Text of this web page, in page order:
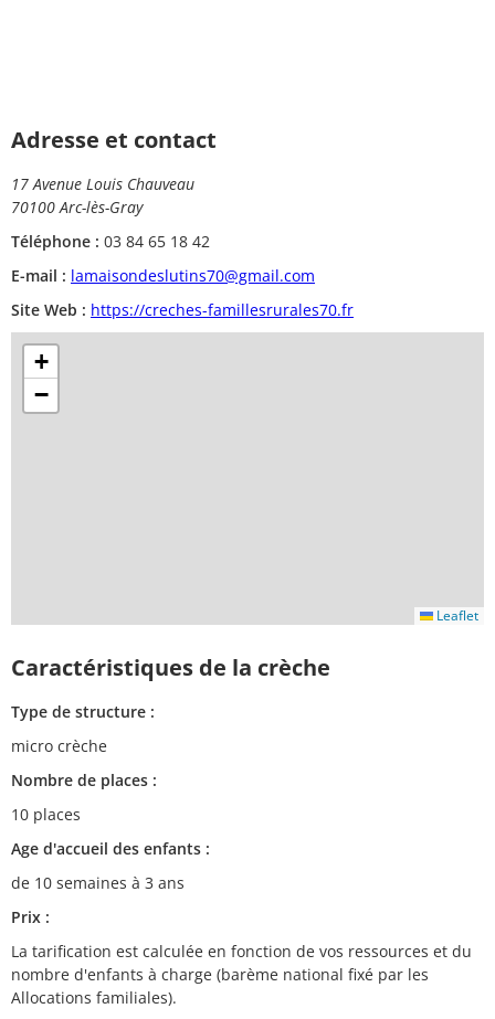
Adresse et contact
17 Avenue Louis Chauveau
70100 Arc-lès-Gray
Téléphone : 03 84 65 18 42
E-mail : lamaisondeslutins70@gmail.com
Site Web : https://creches-famillesrurales70.fr
+
−
Leaflet
Caractéristiques de la crèche
Type de structure :
micro crèche
Nombre de places :
10 places
Age d'accueil des enfants :
de 10 semaines à 3 ans
Prix :
La tarification est calculée en fonction de vos ressources et du
nombre d'enfants à charge (barème national fixé par les
Allocations familiales).